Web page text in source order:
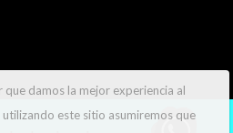
damos la mejor experiencia al
utilizando este sitio asumiremos que